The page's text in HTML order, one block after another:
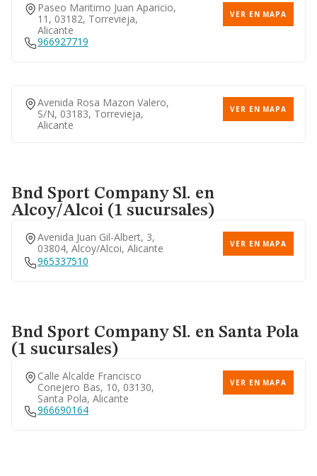
Paseo Maritimo Juan Aparicio,
11, 03182, Torrevieja,
Alicante
VER EN MAPA
966927719
Avenida Rosa Mazon Valero,
S/n, 03183, Torrevieja,
Alicante
VER EN MAPA
Bnd Sport Company Sl. en
Alcoy/Alcoi (1 sucursales)
Avenida Juan Gil-Albert, 3,
03804, Alcoy/alcoi, Alicante
VER EN MAPA
965337510
Bnd Sport Company Sl. en Santa Pola
(1 sucursales)
Calle Alcalde Francisco
Conejero Bas, 10, 03130,
Santa Pola, Alicante
VER EN MAPA
966690164